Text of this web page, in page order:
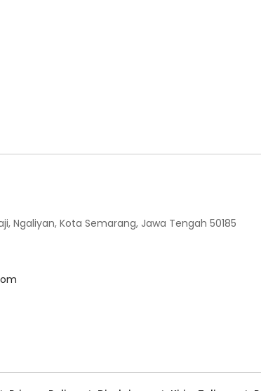
Ngaliyan, Kota Semarang, Jawa Tengah 50185